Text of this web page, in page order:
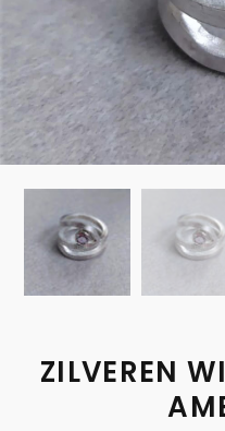
ZILVEREN